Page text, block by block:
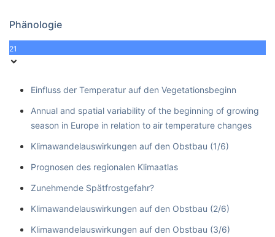
Phänologie
21
Einfluss der Temperatur auf den Vegetationsbeginn
Annual and spatial variability of the beginning of growing
season in Europe in relation to air temperature changes
Klimawandelauswirkungen auf den Obstbau (1/6)
Prognosen des regionalen Klimaatlas
Zunehmende Spätfrostgefahr?
Klimawandelauswirkungen auf den Obstbau (2/6)
Klimawandelauswirkungen auf den Obstbau (3/6)